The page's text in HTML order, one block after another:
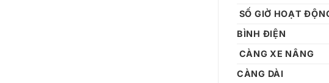
SỐ GIỜ HOẠT
BÌNH ĐIỆN
CÀNG XE NÂNG
CÀNG DÀI